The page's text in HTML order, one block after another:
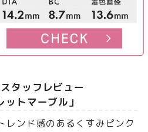
タッフレビュー
ットマーブル」
レンド感のあるくすみピンク